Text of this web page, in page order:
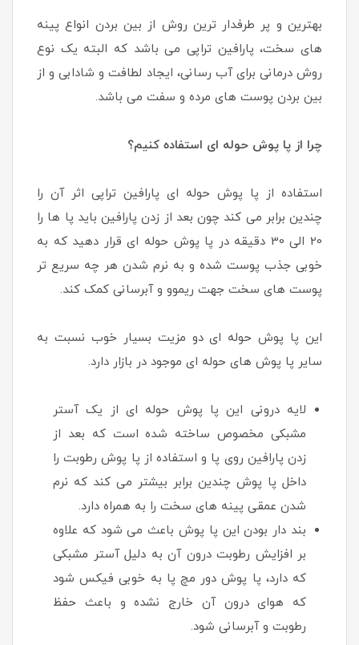
بهترین و پر طرفدار ترین روش از بین بردن انواع پینه
های سخت، پارافین تراپی می باشد که البته یک نوع
روش درمانی برای آب رسانی، ایجاد لطافت و شادابی و از
بین بردن پوست های مرده و سفت می باشد.
چرا از پا پوش حوله ای استفاده کنیم؟
استفاده از پا پوش حوله ای پارافین تراپی اثر آن را
چندین برابر می کند چون بعد از زدن پارافین باید پا ها را
20 الی 30 دقیقه در پا پوش حوله ای قرار دهید که به
خوبی جذب پوست شده و به نرم شدن هر چه سریع تر
پوست های سخت جهت ریموو و آبرسانی کمک کند.
این پا پوش حوله ای دو مزیت بسیار خوب نسبت به
سایر پا پوش های حوله ای موجود در بازار دارد.
لایه درونی این پا پوش حوله ای از یک آستر
مشبکی مخصوص ساخته شده است که بعد از
زدن پارافین روی پا و استفاده از پا پوش رطوبت را
داخل پا پوش چندین برابر بیشتر می کند که نرم
شدن عمقی پینه های سخت را به همراه دارد.
بند دار بودن این پا پوش باعث می شود که علاوه
بر افزایش رطوبت درون آن به دلیل آستر مشبکی
که دارد، پا پوش دور مچ پا به خوبی فیکس شود
که هوای درون آن خارج نشده و باعث حفظ
رطوبت و آبرسانی شود.